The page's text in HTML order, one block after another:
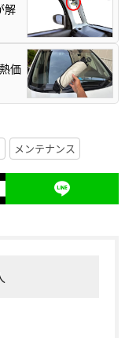
解
価
メンテナンス